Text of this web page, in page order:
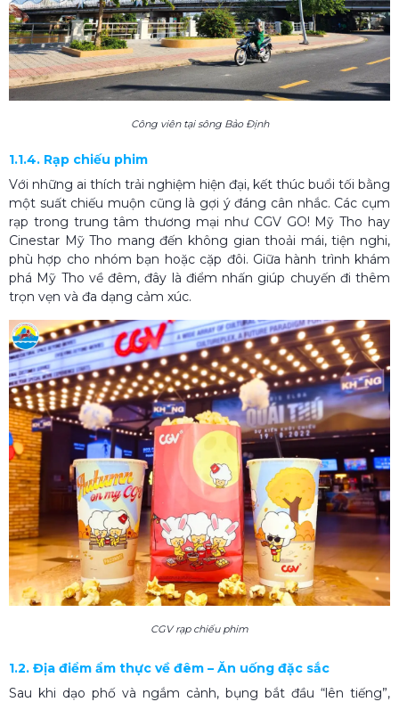
Công viên tại sông Bảo Định
1.1.4. Rạp chiếu phim
Với những ai thích trải nghiệm hiện đại, kết thúc buổi tối bằng
một suất chiếu muộn cũng là gợi ý đáng cân nhắc. Các cụm
rạp trong trung tâm thương mại như CGV GO! Mỹ Tho hay
Cinestar Mỹ Tho mang đến không gian thoải mái, tiện nghi,
phù hợp cho nhóm bạn hoặc cặp đôi. Giữa hành trình khám
phá Mỹ Tho về đêm, đây là điểm nhấn giúp chuyến đi thêm
trọn vẹn và đa dạng cảm xúc.
CGV rạp chiếu phim
1.2. Địa điểm ẩm thực về đêm – Ăn uống đặc sắc
Sau khi dạo phố và ngắm cảnh, bụng bắt đầu “lên tiếng”,